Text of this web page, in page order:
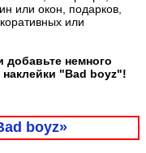
или окон, подарков,
или
немного
"Bad boyz"!
boyz»